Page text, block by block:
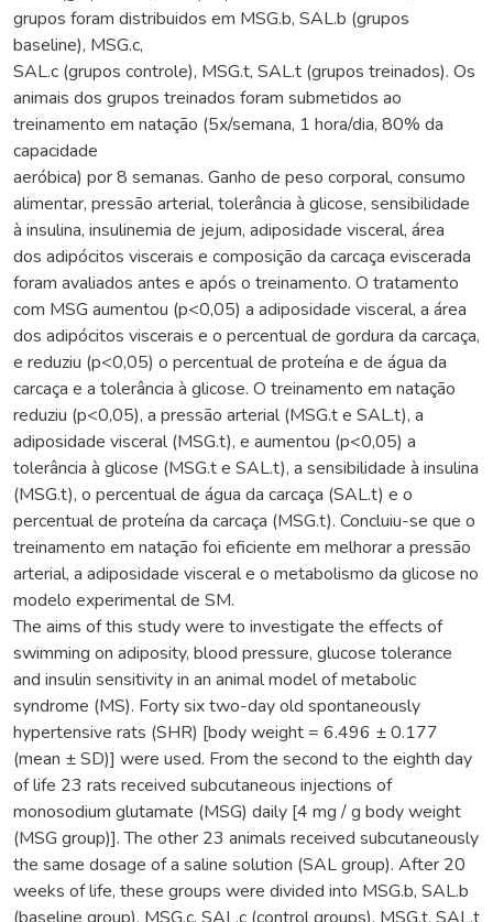
grupos foram distribuidos em MSG.b, SAL.b (grupos
baseline), MSG.c,
SAL.c (grupos controle), MSG.t, SAL.t (grupos treinados). Os
animais dos grupos treinados foram submetidos ao
treinamento em natação (5x/semana, 1 hora/dia, 80% da
capacidade
aeróbica) por 8 semanas. Ganho de peso corporal, consumo
alimentar, pressão arterial, tolerância à glicose, sensibilidade
à insulina, insulinemia de jejum, adiposidade visceral, área
dos adipócitos viscerais e composição da carcaça eviscerada
foram avaliados antes e após o treinamento. O tratamento
com MSG aumentou (p<0,05) a adiposidade visceral, a área
dos adipócitos viscerais e o percentual de gordura da carcaça,
e reduziu (p<0,05) o percentual de proteína e de água da
carcaça e a tolerância à glicose. O treinamento em natação
reduziu (p<0,05), a pressão arterial (MSG.t e SAL.t), a
adiposidade visceral (MSG.t), e aumentou (p<0,05) a
tolerância à glicose (MSG.t e SAL.t), a sensibilidade à insulina
(MSG.t), o percentual de água da carcaça (SAL.t) e o
percentual de proteína da carcaça (MSG.t). Concluiu-se que o
treinamento em natação foi eficiente em melhorar a pressão
arterial, a adiposidade visceral e o metabolismo da glicose no
modelo experimental de SM.
The aims of this study were to investigate the effects of
swimming on adiposity, blood pressure, glucose tolerance
and insulin sensitivity in an animal model of metabolic
syndrome (MS). Forty six two-day old spontaneously
hypertensive rats (SHR) [body weight = 6.496 ± 0.177
(mean ± SD)] were used. From the second to the eighth day
of life 23 rats received subcutaneous injections of
monosodium glutamate (MSG) daily [4 mg / g body weight
(MSG group)]. The other 23 animals received subcutaneously
the same dosage of a saline solution (SAL group). After 20
weeks of life, these groups were divided into MSG.b, SAL.b